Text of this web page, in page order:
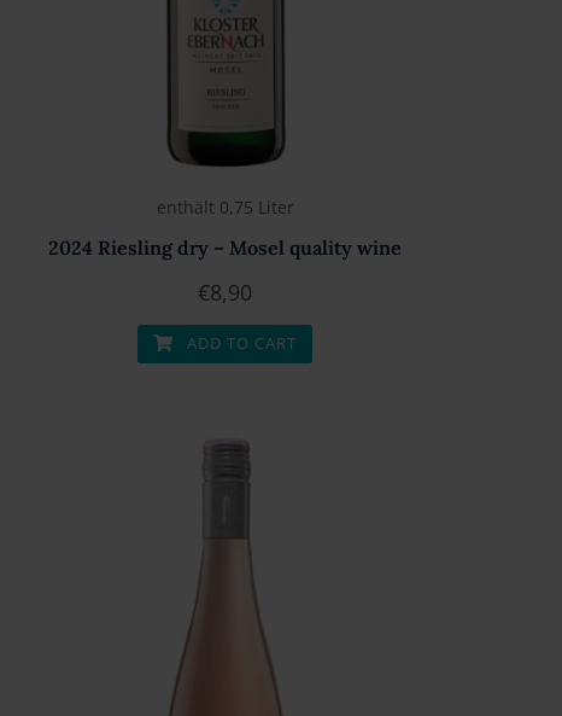
enthält 0,75 Liter
2024 Riesling dry – Mosel quality wine
€8,90
ADD TO CART